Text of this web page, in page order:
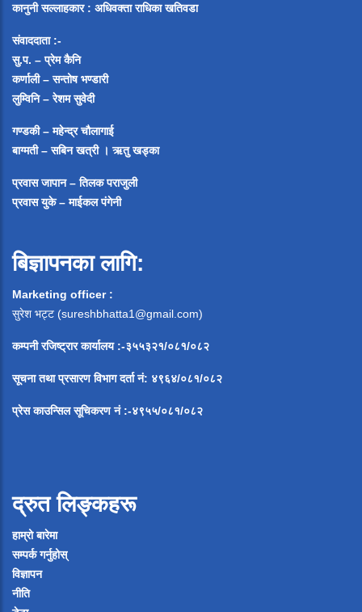
कानुनी सल्लाहकार : अधिवक्ता राधिका खतिवडा
संवाददाता :-
सु.प. – प्रेम कैनि
कर्णाली – सन्तोष भण्डारी
लुम्विनि – रेशम सुवेदी
गण्डकी – महेन्द्र चौलागाई
बाग्मती – सबिन खत्री ।ऋतु खड्का
प्रवास जापान – तिलक पराजुली
प्रवास युके – माईकल पंगेनी
बिज्ञापनका लागि:
Marketing officer :
सुरेश भट्ट (sureshbhatta1@gmail.com)
कम्पनी रजिष्ट्रार कार्यालय :-३५५३२१/०८१/०८२
सूचना तथा प्रसारण विभाग दर्ता नं: ४९६४/०८१/०८२
प्रेस काउन्सिल सूचिकरण नं:-४९५५/०८१/०८२
द्रुत लिङ्कहरू
हाम्रो बारेमा
सम्पर्क गर्नुहोस्
विज्ञापन
नीति